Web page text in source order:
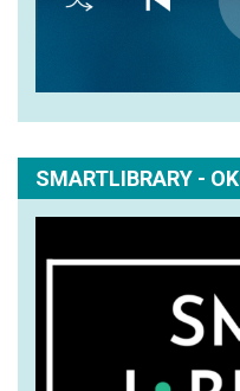
SMARTLIBRARY -